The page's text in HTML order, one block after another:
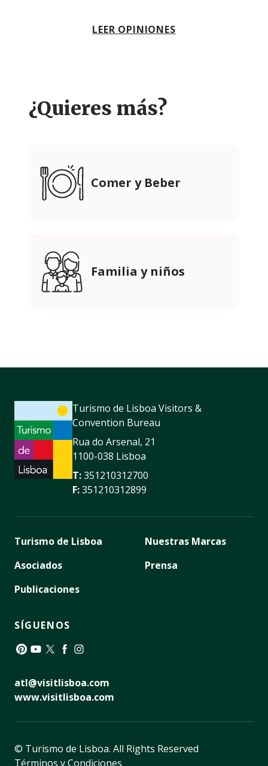
LEER OPINIONES
¿Quieres más?
Comer y Beber
Familia y niños
Turismo de Lisboa Visitors &
Convention Bureau
Rua do Arsenal, 21
1100-038 Lisboa
T:351210312700
F:351210312899
Turismo de Lisboa
Asociados
Publicaciones
Nuestras Marcas
Prensa
SÍGUENOS
atl@visitlisboa.com
www.visitlisboa.com
© Turismo de Lisboa. All Rights Reserved
Términos y Condiciones